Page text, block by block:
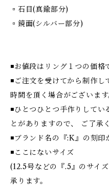
▫︎石目(真鍮部分)
▫︎鏡面(シルバー部分)
◾️お値段はリング１つの価格
◾️ご注文を受けてから制作
時間を頂く場合がございます
◾️ひとつひとつ手作りして
とがありますので、 ご了承
◾️ブランド名の『:K』の刻印
◾️ここにないサイズ
(12.5号などの『.5』のサイ
承ります。